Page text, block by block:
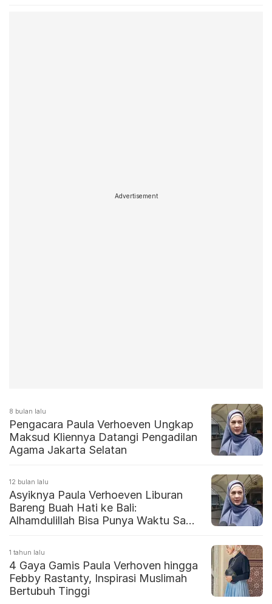
Advertisement
8 bulan lalu
Pengacara Paula Verhoeven Ungkap
Maksud Kliennya Datangi Pengadilan
Agama Jakarta Selatan
12 bulan lalu
Asyiknya Paula Verhoeven Liburan
Bareng Buah Hati ke Bali:
Alhamdulillah Bisa Punya Waktu Sama
1 tahun lalu
4 Gaya Gamis Paula Verhoven hingga
Febby Rastanty, Inspirasi Muslimah
Bertubuh Tinggi